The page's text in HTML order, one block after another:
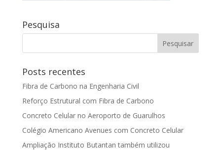
Pesquisa
Posts recentes
Fibra de Carbono na Engenharia Civil
Reforço Estrutural com Fibra de Carbono
Concreto Celular no Aeroporto de Guarulhos
Colégio Americano Avenues com Concreto Celular
Ampliação Instituto Butantan também utilizou